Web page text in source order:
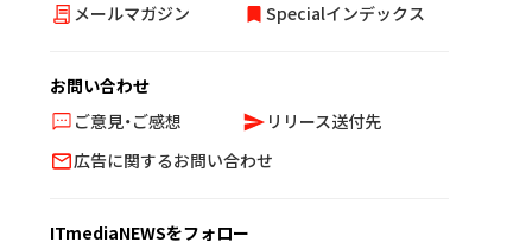
メールマガジン
Specialインデックス
お問い合わせ
ご意見・ご感想
リリース送付先
広告に関するお問い合わせ
ITmediaNEWSをフォロー